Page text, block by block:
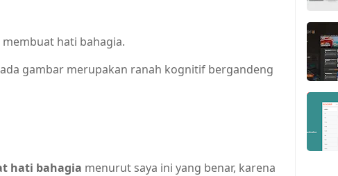
hati bahagia.
gambar merupakan ranah kognitif bergandeng
hati bahagia menurut saya ini yang benar, karena